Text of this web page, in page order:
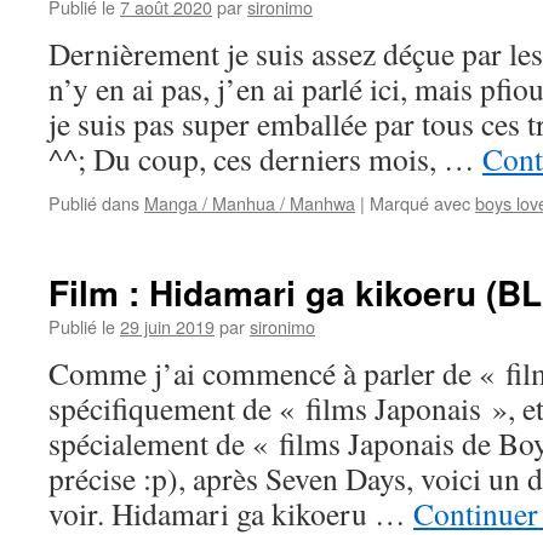
Publié le7 août 2020parsironimo
Dernièrement je suis assez déçue par
n’y en ai pas, j’en ai parlé ici, mais
je suis pas super emballée par tous
^^; Du coup, ces derniers mois, …
Publié dans Manga / Manhua / Manhwa | Marqué avecboys
Film : Hidamari ga kikoeru
Publié le29 juin 2019parsironimo
Comme j’ai commencé à parler de «
spécifiquement de « films Japonais »,
spécialement de « films Japonais de
précise :p), après Seven Days, voici un
voir. Hidamari ga kikoeru …